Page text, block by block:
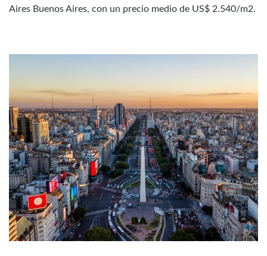
Aires Buenos Aires, con un precio medio de US$ 2.540/m2.